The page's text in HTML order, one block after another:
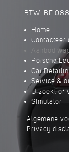
BTW: BE
Home
Contacteer
Aanbod
Porsche
Car
Service &
U zoekt of
Simulator
Algemene
Privacy